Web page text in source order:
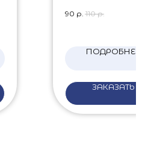
90 р. 110 р.
ПОДРОБНЕЕ
ЗАКАЗАТЬ